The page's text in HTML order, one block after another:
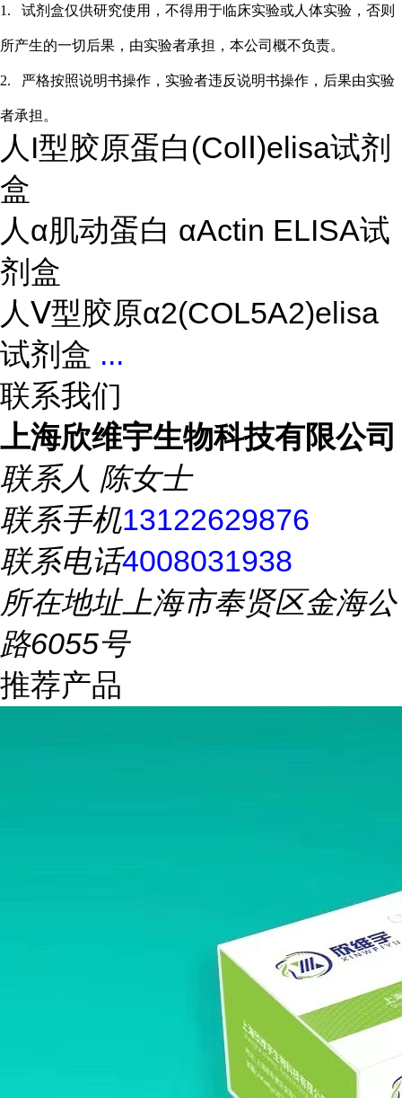
1. 试剂盒仅供研究使用，不得用于临床实验或人 体实验，否则
所产生的一切后果，由实验者承担，本公司概不负责。
2. 严格按照说明书操作，实验者违反说明书操作，后果由实验
者承担。
人I型胶原蛋白(ColⅠ)elisa试剂
盒
人α肌动蛋白 αActin ELISA试
剂盒
人Ⅴ型胶原α2(COL5A2)elisa
试剂盒 ...
联系我们
上海欣维宇生物科技有限公司
联系人 陈女士
联系手机13122629876
联系电话4008031938
所在地址上海市奉贤区金海公
路6055号
推荐产品